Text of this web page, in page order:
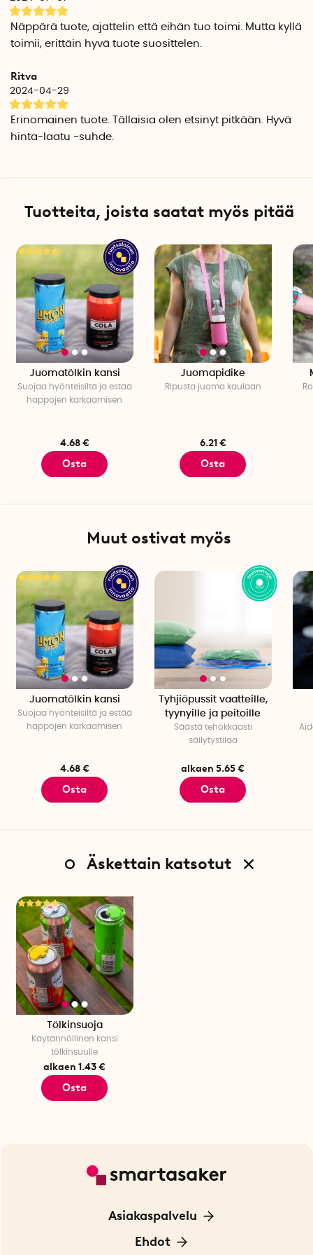
Pituus: 3,7 cm
Leveys: 3,9 cm
Korkeus: 0,6 cm
Paino: n. 5-10 g
Valitse 1 kpl tai 6 kpl pakkaus.
Toimitetaan satunnaisessa värissä.
Näppärä tuote, ajattelin että eihän tuo toimi. Mutta kyllä
toimii, erittäin hyvä tuote suosittelen.
Ritva
2024-04-29
Erinomainen tuote. Tällaisia olen etsinyt pitkään. Hyvä
hinta-laatu -suhde.
Tuotteita, joista saatat myös pitää
Juomatölkin kansi
Suojaa hyönteisiltä ja estää
happojen karkaamisen
4.68 €
Osta
Juomapidike
Ripusta juoma kaulaan
6.21 €
Osta
Muut ostivat myös
Juomatölkin kansi
Suojaa hyönteisiltä ja estää
happojen karkaamisen
4.68 €
Osta
Tyhjiöpussit vaatteille,
tyynyille ja peitoille
Säästä tehokkaasti
säilytystilaa
alkaen 5.65 €
Osta
Äskettain katsotut
Tölkinsuoja
Käytännöllinen kansi
tölkinsuulle
alkaen 1.43 €
Osta
Asiakaspalvelu
Ota yhteyttä
Ehdot